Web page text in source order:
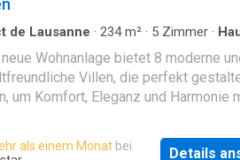
de Lausanne · 234m² · 5 Zimmer ·
Wohnanlage bietet 8 moderne
Villen, die perfekt
um Komfort, Eleganz und Harmonie
und Energieeffizienz entwickelt und
Paneelen und einem
als einem Monat bei
Details